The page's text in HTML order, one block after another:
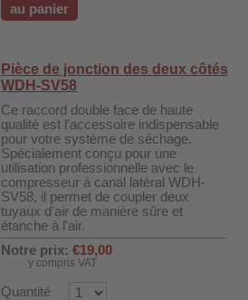
au panier
Pièce de jonction des deux côtés
WDH-SV58
Ce raccord double face de haute
qualité est l'accessoire indispensable
pour votre système de séchage.
Spécialement conçu pour une
utilisation professionnelle avec le
compresseur à canal latéral WDH-
SV58, il permet de coupler deux
tuyaux d'air de manière sûre et
étanche à l'air.
Notre prix: €19,00
y compris VAT
Quantité